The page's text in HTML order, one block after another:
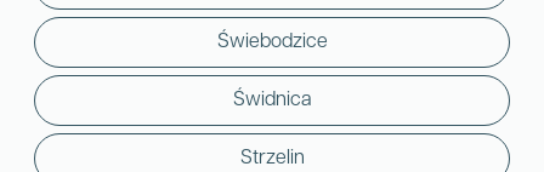
Świebodzice
Świdnica
Strzelin